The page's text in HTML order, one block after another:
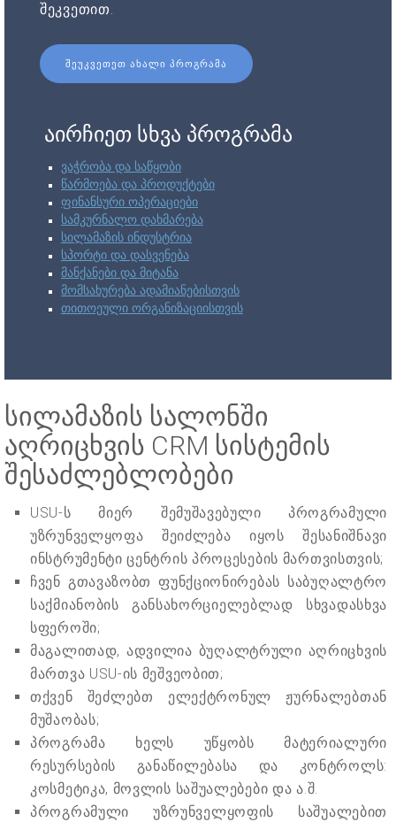
შეკვეთით.
ᲨᲔᲣᲙᲕᲔᲗᲔᲗ ᲐᲮᲐᲚᲘ ᲞᲠᲝᲒᲠᲐᲛᲐ
აირჩიეთ სხვა პროგრამა
ვაჭრობა და საწყობი
წარმოება და პროდუქტები
ფინანსური ოპერაციები
სამკურნალო დახმარება
სილამაზის ინდუსტრია
სპორტი და დასვენება
მანქანები და მიტანა
მომსახურება ადამიანებისთვის
თითოეული ორგანიზაციისთვის
სილამაზის სალონში
აღრიცხვის CRM სისტემის
შესაძლებლობები
USU-ს მიერ შემუშავებული პროგრამული
უზრუნველყოფა შეიძლება იყოს შესანიშნავი
ინსტრუმენტი ცენტრის პროცესების მართვისთვის;
ჩვენ გთავაზობთ ფუნქციონირებას საბუღალტრო
საქმიანობის განსახორციელებლად სხვადასხვა
სფეროში;
მაგალითად, ადვილია ბუღალტრული აღრიცხვის
მართვა USU-ის მეშვეობით;
თქვენ შეძლებთ ელექტრონულ ჟურნალებთან
მუშაობას;
პროგრამა ხელს უწყობს მატერიალური
რესურსების განაწილებასა და კონტროლს:
კოსმეტიკა, მოვლის საშუალებები და ა.შ.
პროგრამული უზრუნველყოფის საშუალებით